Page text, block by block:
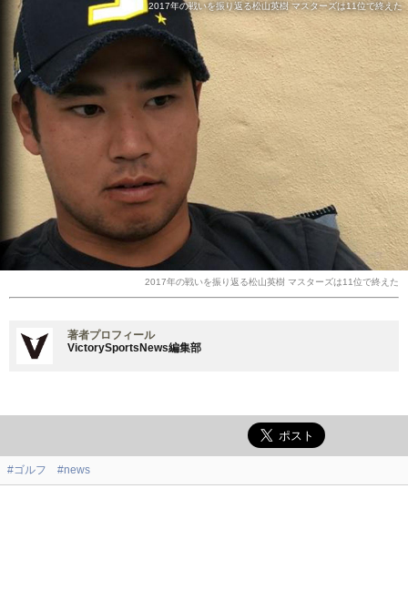
2017年の戦いを振り返る松山英樹 マスターズは11位で終えた
2017年の戦いを振り返る松山英樹 マスターズは11位で終えた
著者プロフィール
VictorySportsNews編集部
#ゴルフ #news